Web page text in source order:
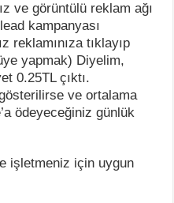
ve görüntülü reklam ağı
kampanyası
reklamınıza tıklayıp
yapmak) Diyelim,
0.25TL çıktı.
ve ortalama
ödeyeceğiniz günlük
işletmeniz için uygun